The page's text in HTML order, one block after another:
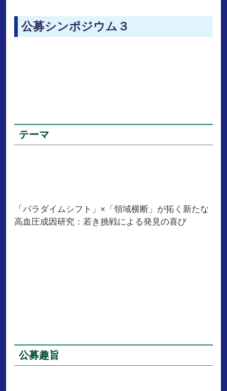
公募シンポジウム３
テーマ
「パラダイムシフト」×「領域横断」が拓く新たな
高血圧成因研究：若き挑戦による発見の喜び
公募趣旨